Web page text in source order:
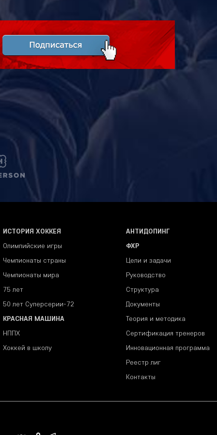
ИСТОРИЯ ХОККЕЯ
Олимпийские игры
Чемпионаты страны
Чемпионаты мира
75 лет
50 лет Суперсерии-72
КРАСНАЯ МАШИНА
НППХ
Хоккей в школу
АНТИДОПИНГ
ФХР
Цели и задачи
Руководство
Структура
Документы
Теория и методика
Сертификация тренеров
Инновационная программа
Реестр лиг
Контакты